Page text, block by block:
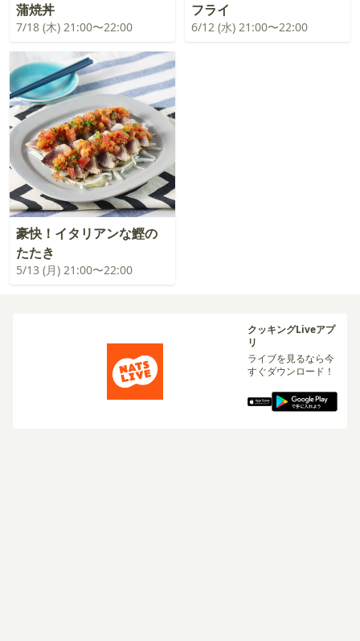
蒲焼丼
7/18 (木) 21:00〜22:00
フライ
6/12 (水) 21:00〜22:00
豪快！イタリアンな鰹の
たたき
5/13 (月) 21:00〜22:00
クッキングLiveアプ
リ
ライブを見るなら今
すぐダウンロード！